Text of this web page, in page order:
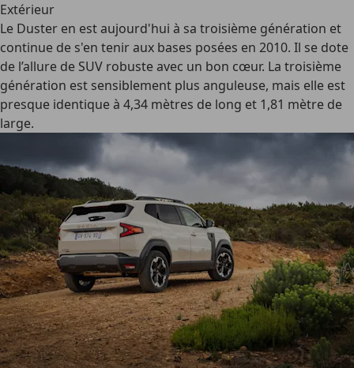
Extérieur
Le Duster en est aujourd'hui à sa troisième génération et
continue de s'en tenir aux bases posées en 2010. Il se dote
de l’allure de SUV robuste avec un bon cœur. La troisième
génération est sensiblement plus anguleuse, mais elle est
presque identique à 4,34 mètres de long et 1,81 mètre de
large.